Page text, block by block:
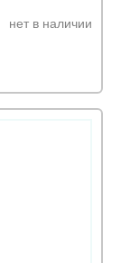
нет в наличии